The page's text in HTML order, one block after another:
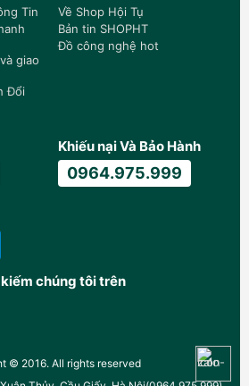
Tin
giao
Đổi
Về Shop Hội Tụ
Bản tin SHOPHT
Đồ công nghệ hot
Khiếu nại Và Bảo Hành
0964.975.999
chúng tôi trên
© 2016. All rights reserved